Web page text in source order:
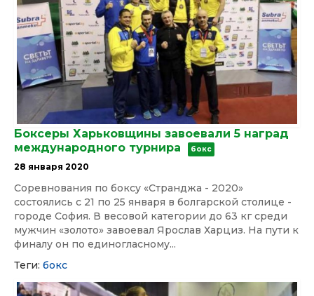
Боксеры Харьковщины завоевали 5 наград
международного турнира
бокс
28 января 2020
Соревнования по боксу «Странджа - 2020»
состоялись с 21 по 25 января в болгарской столице -
городе София. В весовой категории до 63 кг среди
мужчин «золото» завоевал Ярослав Харциз. На пути к
финалу он по единогласному...
Теги: бокс